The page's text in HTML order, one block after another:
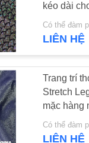
tái
kéo dài
leggings
LIÊN HỆ
Trang trí
Stretch
mặc hàng
style Full
LIÊN HỆ